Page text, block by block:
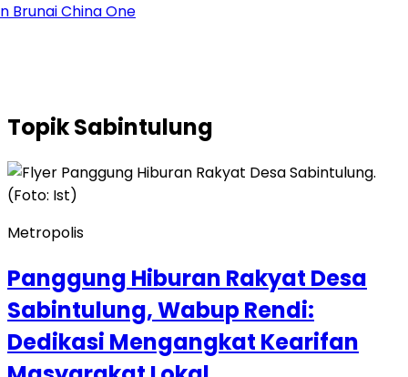
China One
TopikSabintulung
Metropolis
Panggung Hiburan Rakyat Desa
Sabintulung, Wabup Rendi:
Dedikasi Mengangkat Kearifan